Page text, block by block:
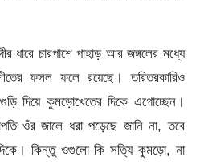
ধারে চারপাশে পাহাড় আর জঙ্গলের মধ্যে
ফসল ফলে রয়েছে। তরিতরকারিও
দিয়ে কুমড়োখেতের দিকে এগোচ্ছেন।
ওঁর জালে ধরা পড়েছে জানি না, তবে
কিন্তু ওগুলো কি সত্যি কুমড়ো, না